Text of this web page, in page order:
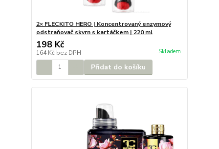
2× FLECKITO HERO | Koncentrovaný enzymový
odstraňovač skvrn s kartáčkem | 220 ml
198 Kč
164 Kč bez DPH Skladem
Přidat do košíku